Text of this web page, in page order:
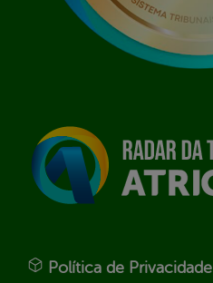
Política de Privacidade